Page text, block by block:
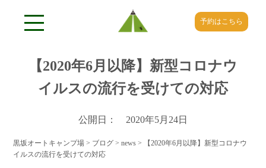
予約はこちら
【2020年6月以降】新型コロナウ
イルスの流行を受けての対応
公開日： 2020年5月24日
黒坂オートキャンプ場 > ブログ >news >
【2020年6月以降】新型コロナウ
イルスの流行を受けての対応